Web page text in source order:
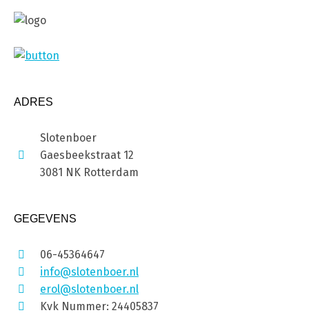
ADRES
Slotenboer
Gaesbeekstraat 12
3081 NK Rotterdam
GEGEVENS
06-45364647
info@slotenboer.nl
erol@slotenboer.nl
Kvk Nummer: 24405837